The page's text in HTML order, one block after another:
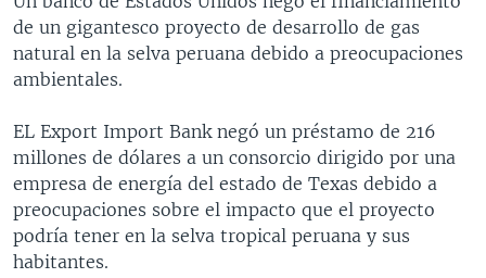
búsqueda
COLOMBIA
CHILE
ECUADOR
VENEZUELA
BRASIL
COSTA RICA
EL SALVADOR
HONDURAS
NICARAGUA
OTRAS SECCIONES
INMIGRACIÓN
MUNDO
ECONOMÍA
ENTRETENIMIENTO Y CULTURA
TECNOLOGÍA
ESPECIALES DE LA VOA
UCRANIA
MULTIMEDIA
VIDEOS
FOTOGRAFÍA
PROGRAMAS TV
EL MUNDO AL DÍA
RADIO
de un gigantesco proyecto de desarrollo de gas
natural en la selva peruana debido a preocupaciones
ambientales.
EL Export Import Bank negó un préstamo de 216
millones de dólares a un consorcio dirigido por una
empresa de energía del estado de Texas debido a
preocupaciones sobre el impacto que el proyecto
podría tener en la selva tropical peruana y sus
habitantes.